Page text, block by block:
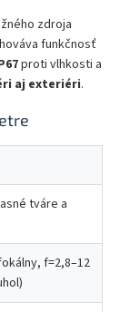
zdroja
funkčnosť
proti vlhkosti a
aj exteriéri.
tváre a
f=2,8–12